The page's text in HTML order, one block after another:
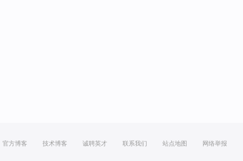
官方博客 技术博客 诚聘英才 联系我们 站点地图 网络举报